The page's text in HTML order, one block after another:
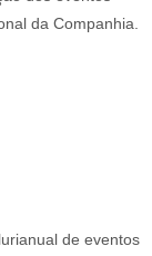
da Companhia.
de eventos